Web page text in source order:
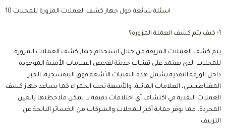
10 اسئلة شائعة حول جهاز كشف العملات المزورة للمحلات
1؛ كيف يتم كشف العملة المزورة؟
يتم كشف العملات المزيفة من خلال استخدام جهاز كشف العملات المزورة
للمحلات الذي يعتمد على تقنيات حديثة لفحص العلامات الأمنية الموجودة
داخل الورقة النقدية تشمل هذه التقنيات الأشعة فوق البنفسجية، الحبر
المغناطيسي، العلامات المائية، والأشعة تحت الحمراء كما يساعد جهاز كشف
العملات النقدية في اكتشاف أي اختلافات دقيقة لا يمكن ملاحظتها بالعين
المجردة، مما يوفر حماية أكبر للمحلات والشركات من الخسائر الناتجة عن
التزييف.